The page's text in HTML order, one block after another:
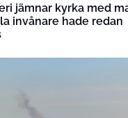
jämnar kyrka med
invånare hade redan